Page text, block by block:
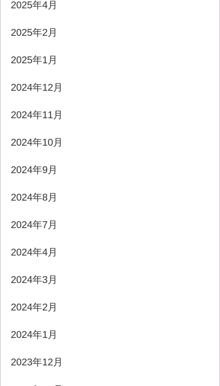
2025年4月
2025年2月
2025年1月
2024年12月
2024年11月
2024年10月
2024年9月
2024年8月
2024年7月
2024年4月
2024年3月
2024年2月
2024年1月
2023年12月